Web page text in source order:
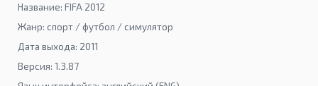
Название: FIFA 2012
Жанр: спорт / футбол / симулятор
Дата выхода: 2011
Версия: 1.3.87